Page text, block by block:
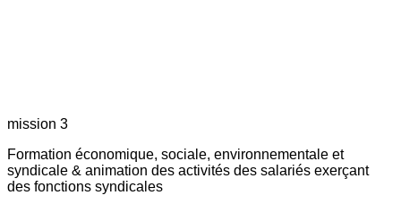
mission 3
Formation économique, sociale, environnementale et
syndicale & animation des activités des salariés exerçant
des fonctions syndicales